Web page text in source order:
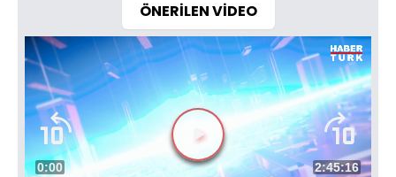
ÖNERİLEN VİDEO
Süre
0:01 Toplam
2:45:16